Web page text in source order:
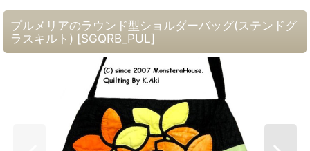
プルメリアのラウンド型ショルダーバッグ(ステンドグ
ラスキルト) [SGQRB_PUL]